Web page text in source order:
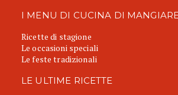
I MENU DI CUCINA DI
Ricette di stagione
Le occasioni speciali
Le feste tradizionali
LE ULTIME RICETTE